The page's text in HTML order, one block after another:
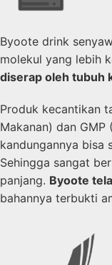
Byoote drink
molekul yang lebih
diserap oleh tubuh
Produk kecantikan
Makanan) dan
kandungannya bisa
Sehingga sangat
panjang. Byoote
bahannya terbukti